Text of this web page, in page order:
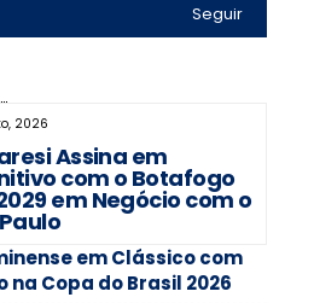
Seguir
2026
Assina em
com o Botafogo
em Negócio com o
em Clássico com
na Copa do Brasil 2026